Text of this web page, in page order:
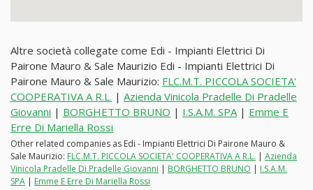
Altre società collegate come Edi - Impianti Elettrici Di
Pairone Mauro & Sale Maurizio Edi - Impianti Elettrici Di
Pairone Mauro & Sale Maurizio: FLC.M.T. PICCOLA SOCIETA'
COOPERATIVA A R.L. | Azienda Vinicola Pradelle Di Pradelle
Giovanni | BORGHETTO BRUNO | I.S.A.M. SPA| Emme E
Erre Di Mariella Rossi
Other related companies as Edi - Impianti Elettrici Di Pairone Mauro &
Sale Maurizio: FLC.M.T. PICCOLA SOCIETA' COOPERATIVA A R.L. | Azienda
Vinicola Pradelle Di Pradelle Giovanni | BORGHETTO BRUNO | I.S.A.M.
SPA | Emme E Erre Di Mariella Rossi